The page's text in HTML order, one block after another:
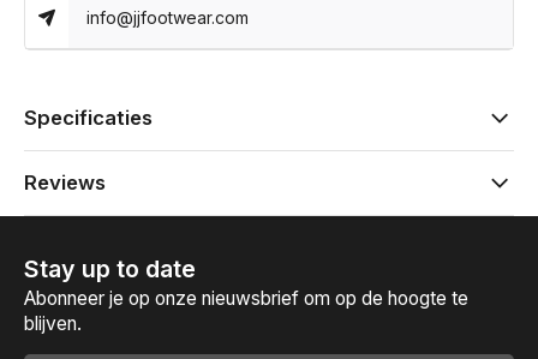
info@jjfootwear.com
Specificaties
Reviews
Stay up to date
Abonneer je op onze nieuwsbrief om op de hoogte te
blijven.